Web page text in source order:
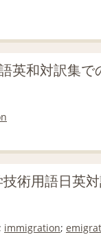
英和対訳集で
技術用語日英
; immigration;